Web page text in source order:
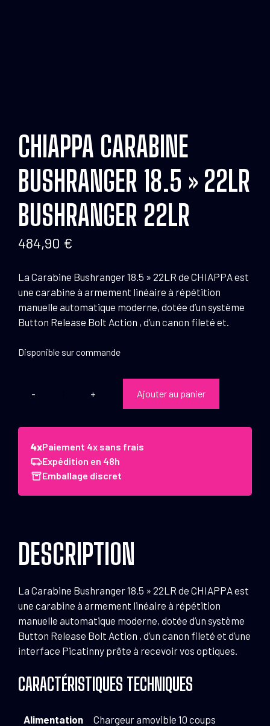
CHIAPPA CARABINE
BUSHRANGER 18.5 » 22LR
BUSHRANGER 22LR
484,90 €
La Carabine Bushranger 18.5 » 22LR de CHIAPPA est
une carabine à armement linéaire à répétition
manuelle automatique moderne, dotée d’un système
Button Release Bolt Action , d’un canon fileté et.
Disponible sur commande
quantité
CHIAPPA
Carabine
Bushranger
18.5''
Ajouter au panier
Paiement 4x sans frais
Expédition en 48h
Emballage discret
DESCRIPTION
La Carabine Bushranger 18.5 » 22LR de CHIAPPA est
une carabine à armement linéaire à répétition
manuelle automatique moderne, dotée d’un système
Button Release Bolt Action , d’un canon fileté et d’une
interface Picatinny prête à recevoir vos optiques.
CARACTÉRISTIQUES TECHNIQUES
Alimentation Chargeur amovible 10 coups